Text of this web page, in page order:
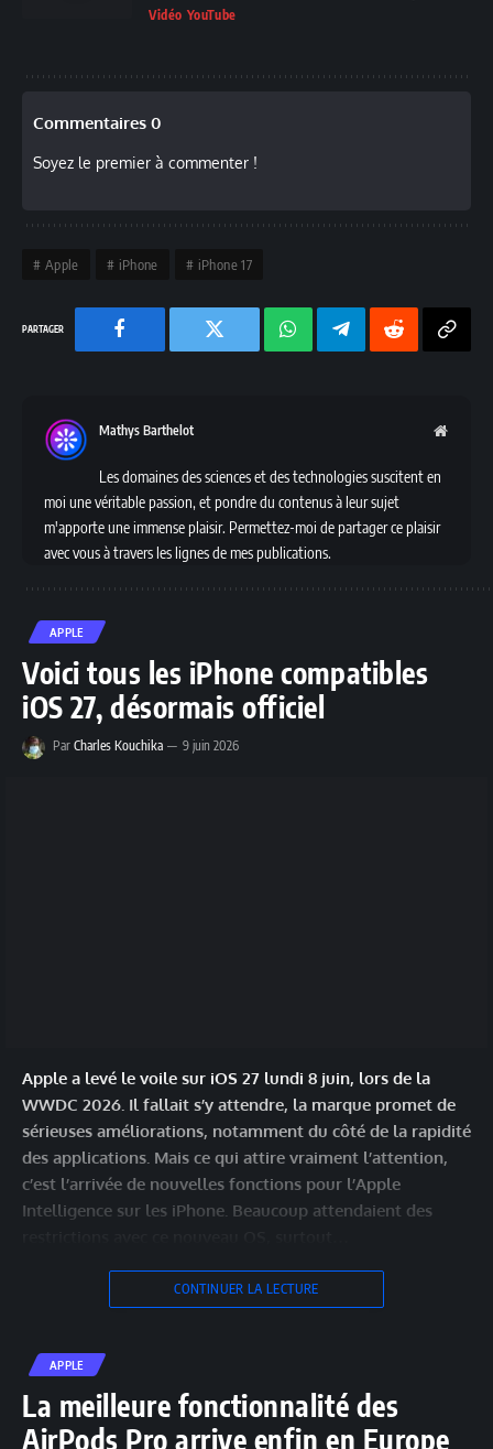
Vidéo YouTube
Commentaires 0
Soyez le premier à commenter !
Apple iPhone iPhone 17
Facebook Twitter
Chaine
TelegramReddit
Mathys Barthelot
Les domaines des sciences et des technologies suscitent en
moi une véritable passion, et pondre du contenus à leur sujet
m'apporte une immense plaisir. Permettez-moi de partager ce plaisir
avec vous à travers les lignes de mes publications.
APPLE
Voici tous les iPhone compatibles
iOS 27, désormais officiel
Par Charles Kouchika 9 juin 2026
Apple a levé le voile sur iOS 27 lundi 8 juin, lors de la
WWDC 2026. Il fallait s’y attendre, la marque promet de
sérieuses améliorations, notamment du côté de la rapidité
des applications. Mais ce qui attire vraiment l’attention,
c’est l’arrivée de nouvelles fonctions pour l’Apple
Intelligence sur les iPhone. Beaucoup attendaient des
CONTINUER LA LECTURE
APPLE
La meilleure fonctionnalité des
AirPods Pro arrive enfin en Europe